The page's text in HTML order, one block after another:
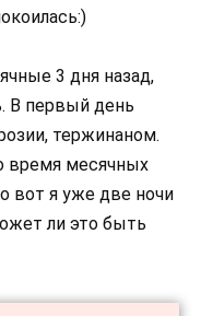
3 дня назад,
В первый день
тержинаном.
время месячных
вот я уже две ночи
ли это быть